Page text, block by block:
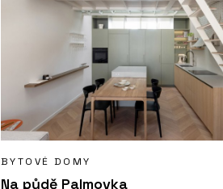
BYTOVÉ DOMY
Na půdě Palmovka